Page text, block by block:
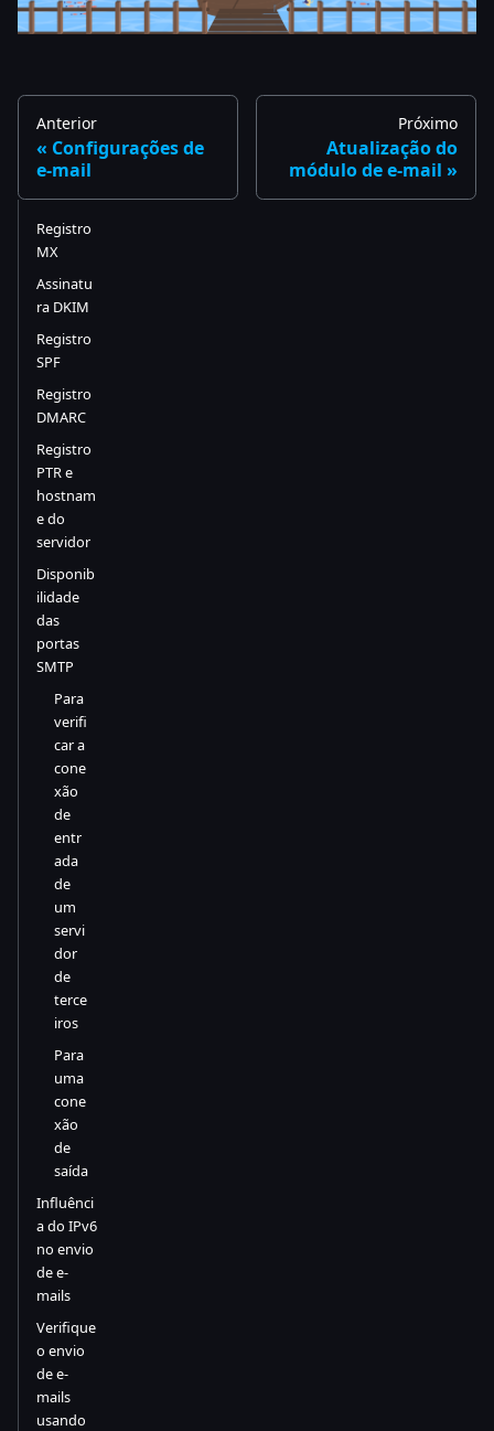
Anterior
Configurações de
e-mail
Próximo
Atualização do
módulo de e-mail
Registro
MX
Assinatu
ra DKIM
Registro
SPF
Registro
DMARC
Registro
PTR e
hostnam
e do
servidor
Disponib
ilidade
das
portas
SMTP
Para
verifi
car a
cone
xão
de
entr
ada
de
um
servi
dor
de
terce
iros
Para
uma
cone
xão
de
saída
Influênci
a do IPv6
no envio
de e-
mails
Verifique
o envio
de e-
mails
usando